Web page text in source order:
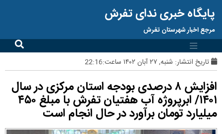
پایگاه خبری ندای تفرش
مرجع اخبار شهرستان تفرش
تاریخ انتشار: شنبه, ۲۷ آبان ۱۴۰۲ ساعت:22:16
افزایش ۸ درصدی بودجه استان مرکزی در سال
۱۴۰۱/ ابرپروژه آب هفتیان تفرش با مبلغ ۴۵۰
میلیارد تومان برآورد در حال انجام است